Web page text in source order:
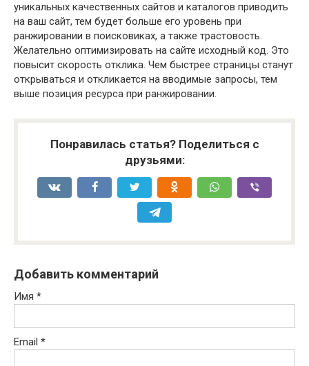
уникальных качественных сайтов и каталогов приводить
на ваш сайт, тем будет больше его уровень при
ранжировании в поисковиках, а также трастовость.
Желательно оптимизировать на сайте исходный код. Это
повысит скорость отклика. Чем быстрее страницы станут
открываться и откликается на вводимые запросы, тем
выше позиция ресурса при ранжировании.
Понравилась статья? Поделиться с
друзьями:
Добавить комментарий
Имя *
Email *